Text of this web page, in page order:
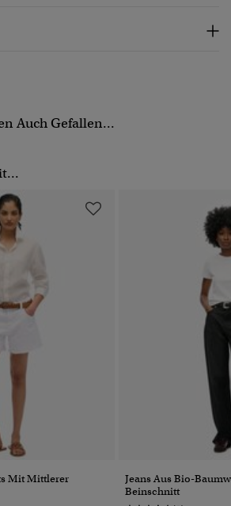
Auch Gefallen...
Mit Mittlerer
Jeans Aus Bio-
Beinschnitt